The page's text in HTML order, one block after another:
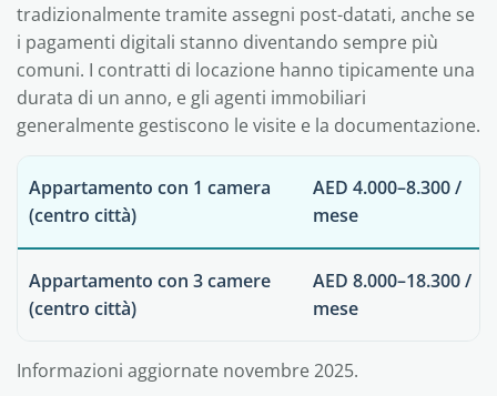
tradizionalmente tramite assegni post-datati, anche se
i pagamenti digitali stanno diventando sempre più
comuni. I contratti di locazione hanno tipicamente una
durata di un anno, e gli agenti immobiliari
generalmente gestiscono le visite e la documentazione.
Appartamento con 1 camera
(centro città)
AED 4.000–8.300 /
mese
Appartamento con 3 camere
(centro città)
AED 8.000–18.300 /
mese
Informazioni aggiornate novembre 2025.